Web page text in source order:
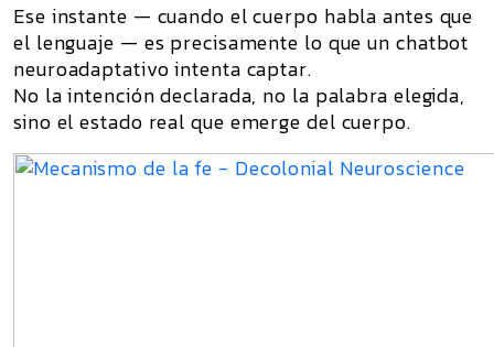
Ese instante — cuando el cuerpo habla antes que
el lenguaje — es precisamente lo que un chatbot
neuroadaptativo intenta captar.
No la intención declarada, no la palabra elegida,
sino el estado real que emerge del cuerpo.